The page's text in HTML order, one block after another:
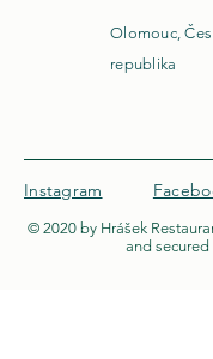
Olomouc,
republika
Instagram
© 2020 by Hrášek
and secured